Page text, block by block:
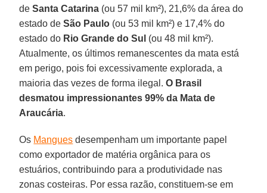
deSanta Catarina (ou 57 mil km²), 21,6% da área do
estado deSão Paulo (ou 53 mil km²) e 17,4% do
estado do Rio Grande do Sul (ou 48 mil km²).
Atualmente, os últimos remanescentes da mata está
em perigo, pois foi excessivamente explorada, a
maioria das vezes de forma ilegal.O Brasil
desmatou impressionantes 99% da Mata de
Araucária.
Os Mangues desempenham um importante papel
como exportador de matéria orgânica para os
estuários, contribuindo para a produtividade nas
zonas costeiras. Por essa razão, constituem-se em